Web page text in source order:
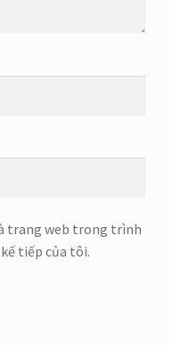
trang web trong trình
tiếp của tôi.